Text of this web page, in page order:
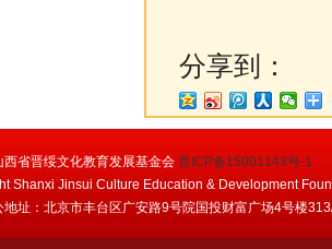
分享到：
西省晋绥文化教育发展基金会 晋ICP备15001143号-1
Shanxi Jinsui Culture Education & Development
地址：北京市丰台区广安路9号院国投财富广场4号楼